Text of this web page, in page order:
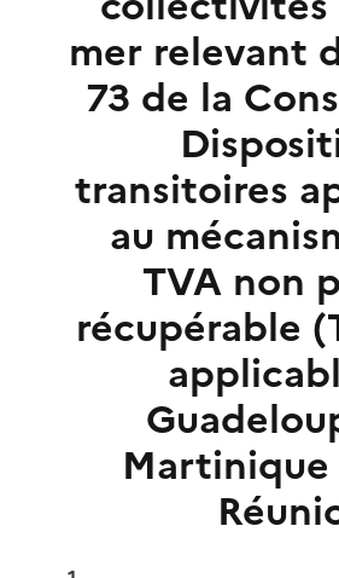
mer relevant
73 de la
transitoires
au
TVA non
récupérable
Martinique